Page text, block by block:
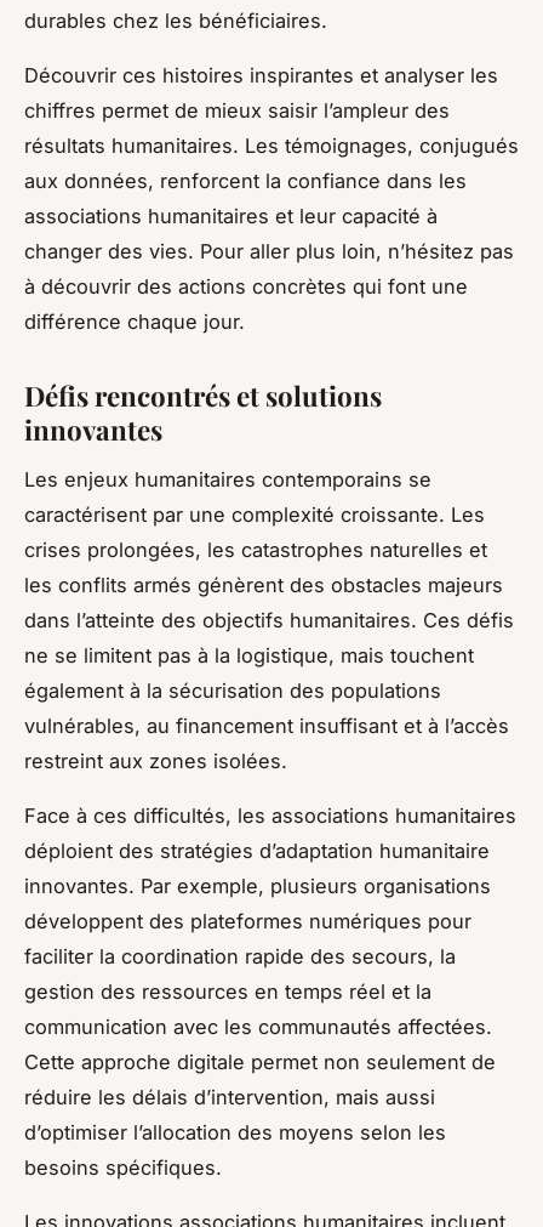
durables chez les bénéficiaires.
Découvrir ces histoires inspirantes et analyser les
chiffres permet de mieux saisir l’ampleur des
résultats humanitaires. Les témoignages, conjugués
aux données, renforcent la confiance dans les
associations humanitaires et leur capacité à
changer des vies. Pour aller plus loin, n’hésitez pas
à découvrir des actions concrètes qui font une
différence chaque jour.
Défis rencontrés et solutions
innovantes
Les enjeux humanitaires contemporains se
caractérisent par une complexité croissante. Les
crises prolongées, les catastrophes naturelles et
les conflits armés génèrent des obstacles majeurs
dans l’atteinte des objectifs humanitaires. Ces défis
ne se limitent pas à la logistique, mais touchent
également à la sécurisation des populations
vulnérables, au financement insuffisant et à l’accès
restreint aux zones isolées.
Face à ces difficultés, les associations humanitaires
déploient des stratégies d’adaptation humanitaire
innovantes. Par exemple, plusieurs organisations
développent des plateformes numériques pour
faciliter la coordination rapide des secours, la
gestion des ressources en temps réel et la
communication avec les communautés affectées.
Cette approche digitale permet non seulement de
réduire les délais d’intervention, mais aussi
d’optimiser l’allocation des moyens selon les
besoins spécifiques.